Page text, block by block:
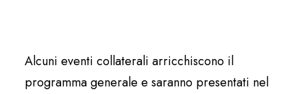
Alcuni eventi collaterali arricchiscono il
programma generale e saranno presentati nel